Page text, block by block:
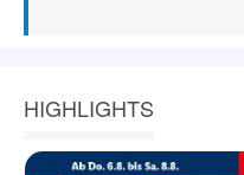
HIGHLIGHTS